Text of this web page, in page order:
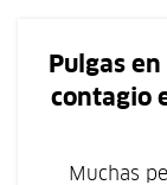
Pulgas
contagio
Muchas